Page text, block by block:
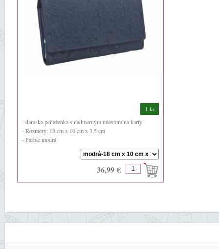
1 ks
- dámska peňaženka s nadmerným miestom na karty
- Rozmery: 18 cm x 10 cm x 3,5 cm
- Farba: modrá
36,99 €